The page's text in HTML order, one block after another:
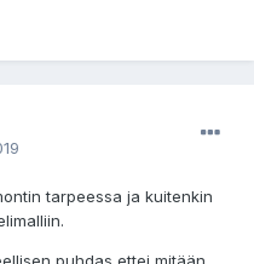
tarpeessa ja kuitenkin